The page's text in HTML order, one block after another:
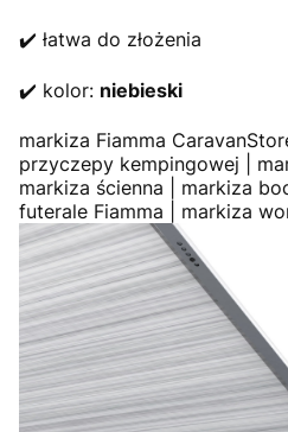
✔️ łatwa do złożenia
✔️ kolor: niebieski
markiza Fiamma
przyczepy kempingowej |
markiza ścienna | markiza
futerale Fiamma | markiza